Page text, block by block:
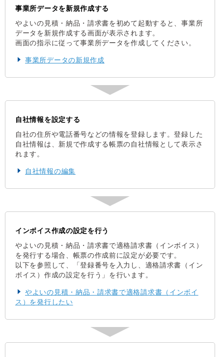
事業所データを新規作成する
やよいの見積・納品・請求書を初めて起動すると、事業所
データを新規作成する画面が表示されます。
画面の指示に従って事業所データを作成してください。
事業所データの新規作成
自社情報を設定する
自社の住所や電話番号などの情報を登録します。登録した
自社情報は、新規で作成する帳票の自社情報として表示さ
れます。
自社情報の編集
インボイス作成の設定を行う
やよいの見積・納品・請求書で適格請求書（インボイス）
を発行する場合、帳票の作成前に設定が必要です。
以下を参照して、「登録番号を入力し、適格請求書（イン
ボイス）作成の設定を行う」を行います。
やよいの見積・納品・請求書で適格請求書（インボイ
ス）を発行したい